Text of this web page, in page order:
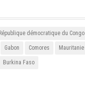
République démocratique du Congo
Gabon Comores Mauritanie
Burkina Faso